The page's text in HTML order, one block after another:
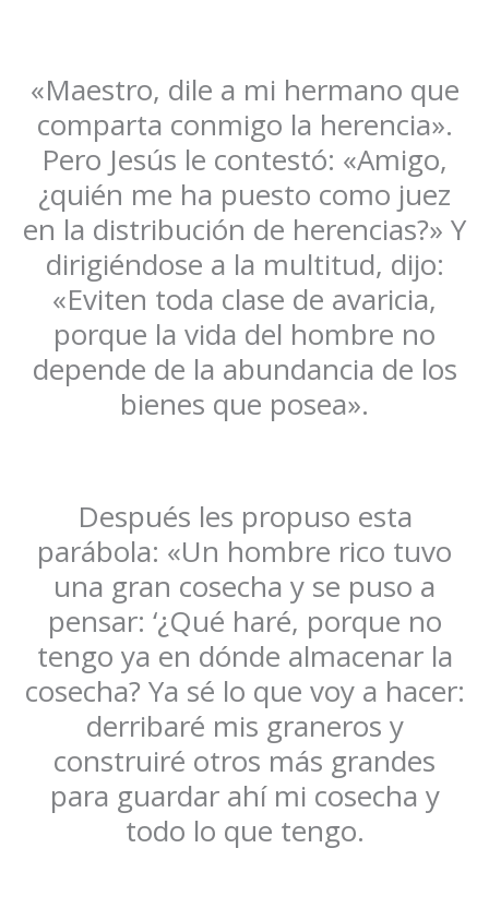
«Maestro, dile a mi hermano que
comparta conmigo la herencia».
Pero Jesús le contestó: «Amigo,
¿quién me ha puesto como juez
en la distribución de herencias?» Y
dirigiéndose a la multitud, dijo:
«Eviten toda clase de avaricia,
porque la vida del hombre no
depende de la abundancia de los
bienes que posea».
Después les propuso esta
parábola: «Un hombre rico tuvo
una gran cosecha y se puso a
pensar: ‘¿Qué haré, porque no
tengo ya en dónde almacenar la
cosecha? Ya sé lo que voy a hacer:
derribaré mis graneros y
construiré otros más grandes
para guardar ahí mi cosecha y
todo lo que tengo.